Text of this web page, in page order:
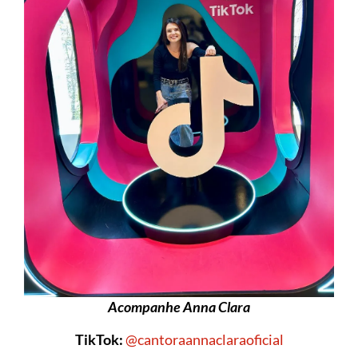
Acompanhe Anna Clara
TikTok:@cantoraannaclaraoficial